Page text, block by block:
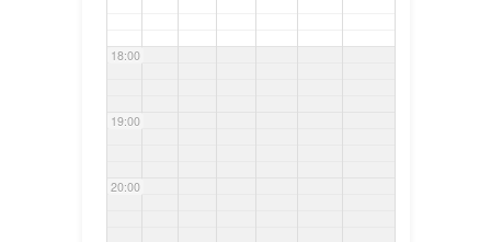
18:00
19:00
20:00